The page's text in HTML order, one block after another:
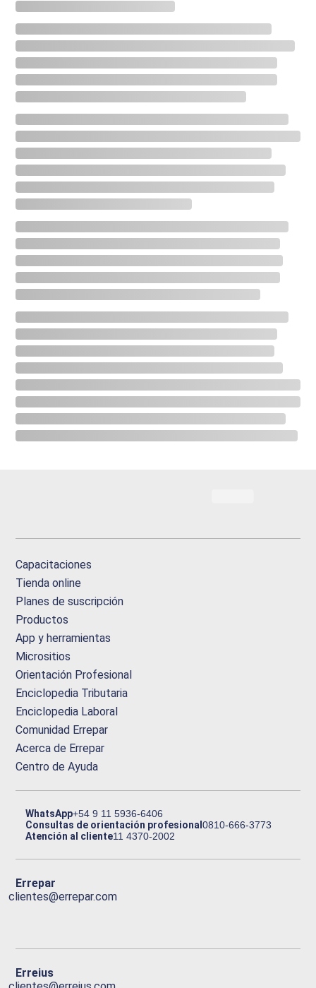
Capacitaciones
Tienda online
Planes de suscripción
Productos
App y herramientas
Micrositios
Orientación Profesional
Enciclopedia Tributaria
Enciclopedia Laboral
Comunidad Errepar
Acerca de Errepar
Centro de Ayuda
WhatsApp+54 9 11 5936-6406
Consultas de orientación profesional0810-666-3773
Atención al cliente11 4370-2002
Errepar
clientes@errepar.com
Erreius